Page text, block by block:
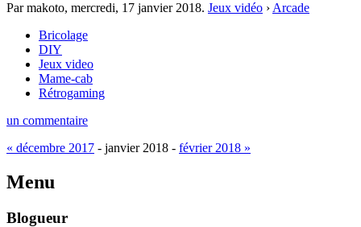
Par makoto, mercredi, 17 janvier 2018. Jeux vidéo › Arcade
Bricolage
DIY
Jeux video
Mame-cab
Rétrogaming
un commentaire
« décembre 2017 - janvier 2018 - février 2018 »
Menu
Blogueur